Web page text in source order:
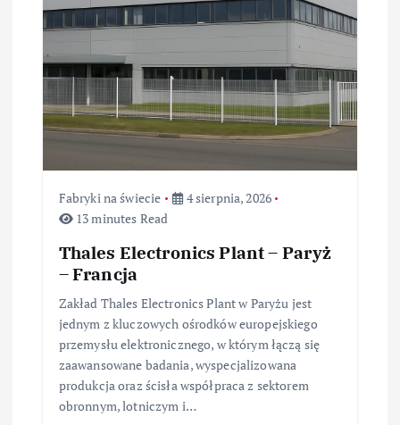
w
p
Fabryki na świecie
4 sierpnia, 2026
13 minutes Read
Thales Electronics Plant – Paryż
– Francja
Zakład Thales Electronics Plant w Paryżu jest
jednym z kluczowych ośrodków europejskiego
przemysłu elektronicznego, w którym łączą się
zaawansowane badania, wyspecjalizowana
produkcja oraz ścisła współpraca z sektorem
obronnym, lotniczym i…